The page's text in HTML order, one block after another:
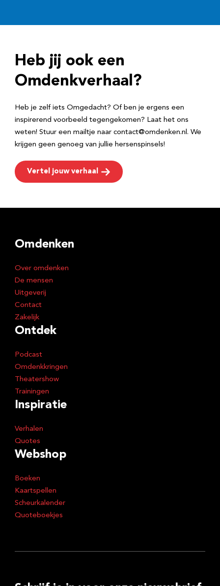
r
e
Heb jij ook een
Omdenkverhaal?
Heb je zelf iets Omgedacht? Of ben je ergens een
inspirerend voorbeeld tegengekomen? Laat het ons
weten! Stuur een mailtje naar contact@omdenken.nl. We
krijgen geen genoeg van jullie hersenspinsels!
Vertel jouw verhaal
Omdenken
Over omdenken
De mensen
Uitgeverij
Contact
Zakelijk
Ontdek
Podcast
Omdenkkringen
Theatershow
Trainingen
Inspiratie
Verhalen
Quotes
Webshop
Boeken
Kaartspellen
Scheurkalender
Quoteboekjes